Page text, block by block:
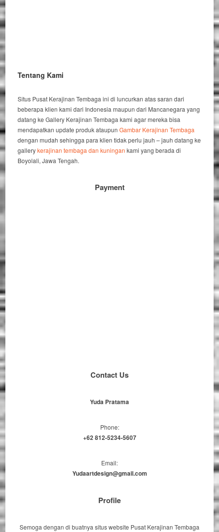
Tentang Kami
Situs Pusat Kerajinan Tembaga ini di luncurkan atas saran dari
beberapa klien kami dari Indonesia maupun dari Mancanegara yang
datang ke Gallery Kerajinan Tembaga kami agar mereka bisa
mendapatkan update produk ataupunGambar Kerajinan Tembaga
dengan mudah sehingga para klien tidak perlu jauh – jauh datang ke
gallerykerajinan tembaga dan kuningan kami yang berada di
Boyolali, Jawa Tengah.
Payment
Contact Us
Yuda Pratama
Phone:
+62 812-5234-5607
Email:
Yudaartdesign@gmail.com
Profile
Semoga dengan di buatnya situs website Pusat Kerajinan Tembaga